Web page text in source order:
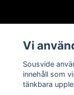
Vi
Sousvide
innehåll som
tänkbara